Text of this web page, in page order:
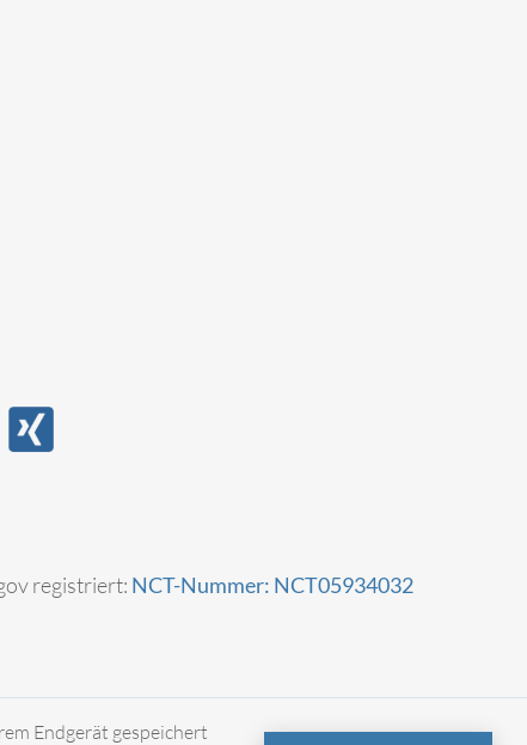
Endgerät gespeichert
registriert: NCT-Nummer: NCT05934032